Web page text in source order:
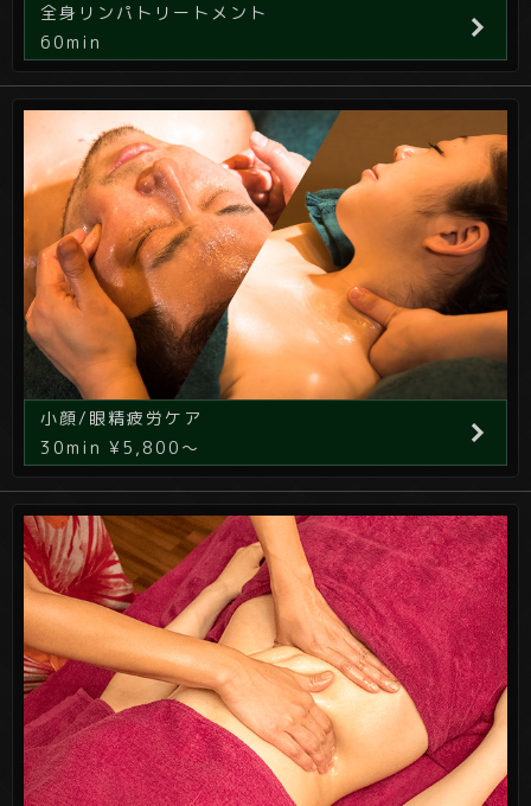
全身リンパトリートメント
60min
小顔/眼精疲労ケア
30min ¥5,800～